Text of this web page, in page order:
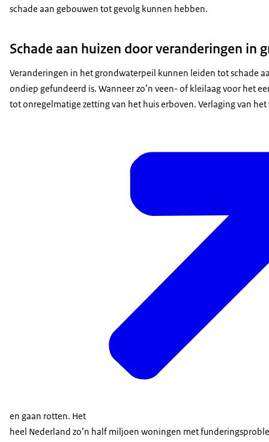
schade aan gebouwen tot gevolg kunnen hebben.
Schade aan huizen door veranderingen in
Veranderingen in het grondwaterpeil kunnen leiden tot schade
ondiep gefundeerd is. Wanneer zo’n veen- of kleilaag voor het
tot onregelmatige zetting van het huis erboven. Verlaging van
en gaan rotten. Het
heel Nederland zo’n half miljoen woningen met